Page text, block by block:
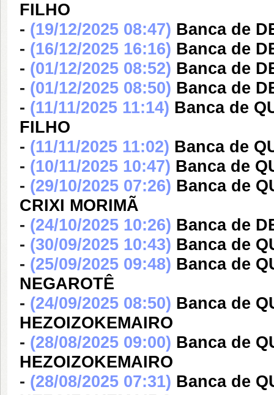
FILHO
- (19/12/2025 08:47) Banca de
- (16/12/2025 16:16) Banca de
- (01/12/2025 08:52) Banca de
- (01/12/2025 08:50) Banca de
- (11/11/2025 11:14) Banca de
FILHO
- (11/11/2025 11:02) Banca de
- (10/11/2025 10:47) Banca de
- (29/10/2025 07:26) Banca de
CRIXI MORIMÃ
- (24/10/2025 10:26) Banca de
- (30/09/2025 10:43) Banca de
- (25/09/2025 09:48) Banca de
NEGAROTÊ
- (24/09/2025 08:50) Banca de
HEZOIZOKEMAIRO
- (28/08/2025 09:00) Banca de
HEZOIZOKEMAIRO
- (28/08/2025 07:31) Banca de